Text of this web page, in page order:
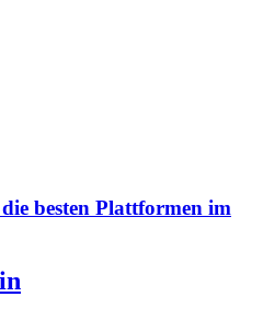
besten Plattformen im